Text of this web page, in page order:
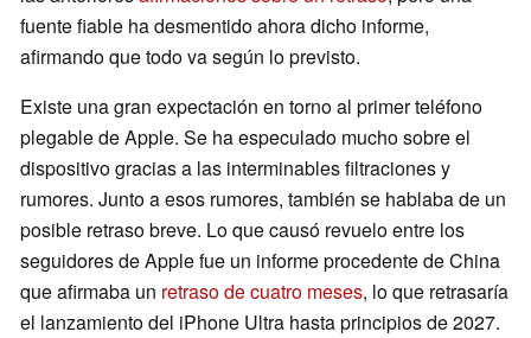
fuente fiable ha desmentido ahora dicho informe,
afirmando que todo va según lo previsto.
Existe una gran expectación en torno al primer teléfono
plegable de Apple. Se ha especulado mucho sobre el
dispositivo gracias a las interminables filtraciones y
rumores. Junto a esos rumores, también se hablaba de un
posible retraso breve. Lo que causó revuelo entre los
seguidores de Apple fue un informe procedente de China
que afirmaba un retraso de cuatro meses, lo que retrasaría
el lanzamiento del iPhone Ultra hasta principios de 2027.